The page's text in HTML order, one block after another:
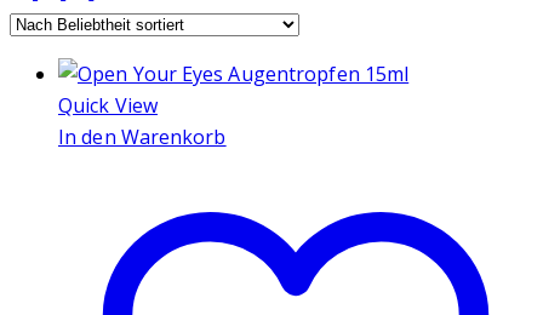
Quick View
In den Warenkorb